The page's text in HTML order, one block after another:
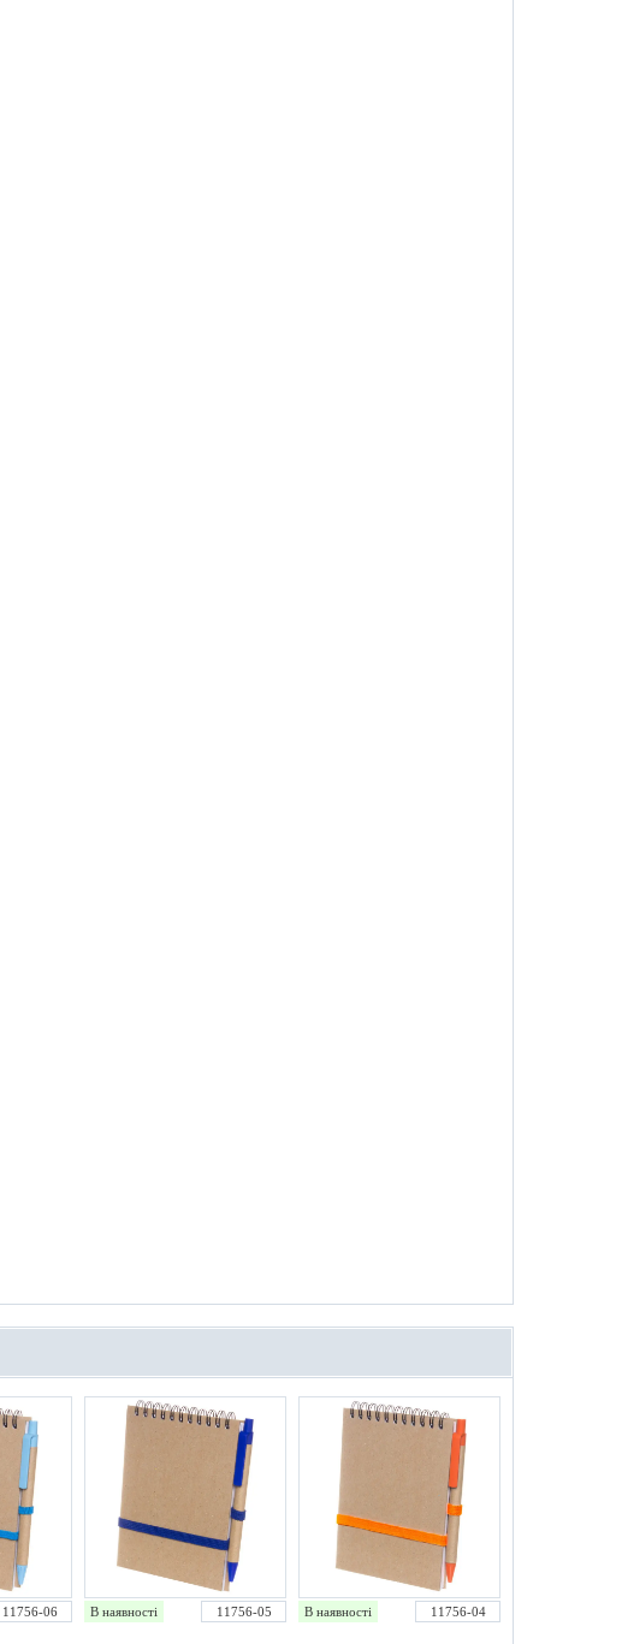
11756-06 В наявності 11756-05 В наявності 11756-04